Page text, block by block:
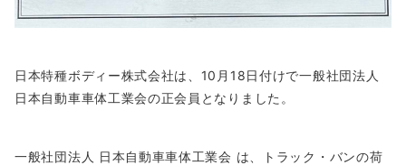
日本特種ボディー株式会社は、10月18日付けで一般社団法人
日本自動車車体工業会の正会員となりました。
一般社団法人 日本自動車車体工業会 は、トラック・バンの荷